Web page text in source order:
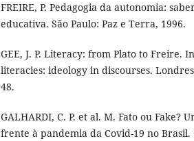
FREIRE, P. Pedagogia da autonomia:
educativa. São Paulo: Paz e Terra, 1996.
GEE, J. P. Literacy: from Plato to Freire.
literacies: ideology in discourses.
48.
GALHARDI, C. P. et al. M. Fato ou Fake?
frente à pandemia da Covid-19 no Brasil.